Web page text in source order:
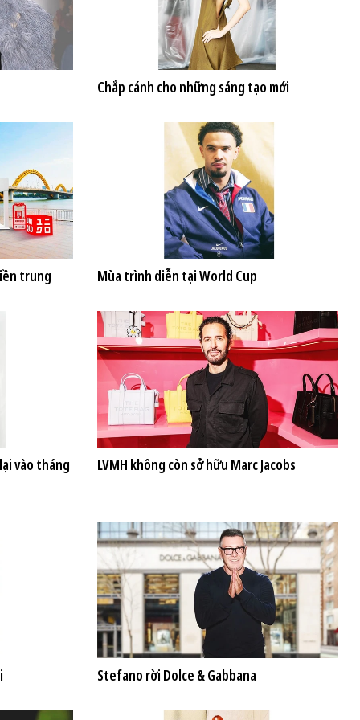
Chắp cánh cho những sáng tạo mới
trung Mùa trình diễn tại World Cup
vào tháng LVMH không còn sở hữu Marc Jacobs
Stefano rời Dolce & Gabbana